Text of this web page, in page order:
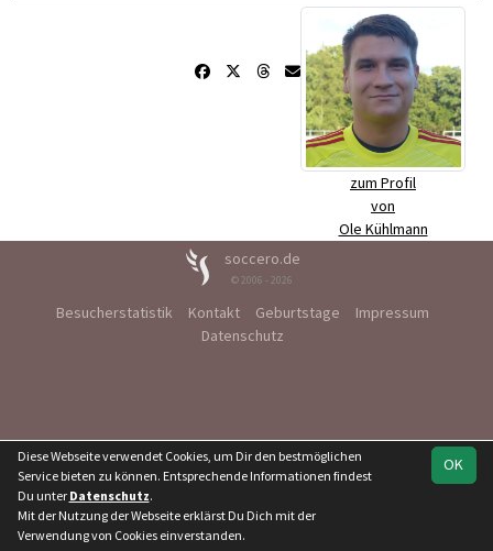
zum Profil
von
Ole Kühlmann
soccero.de
© 2006 - 2026
Besucherstatistik Kontakt Geburtstage
Impressum
Datenschutz
OK
Diese Webseite verwendet Cookies, um Dir den bestmöglichen
Service bieten zu können. Entsprechende Informationen findest
Du unter Datenschutz.
Mit der Nutzung der Webseite erklärst Du Dich mit der
Verwendung von Cookies einverstanden.